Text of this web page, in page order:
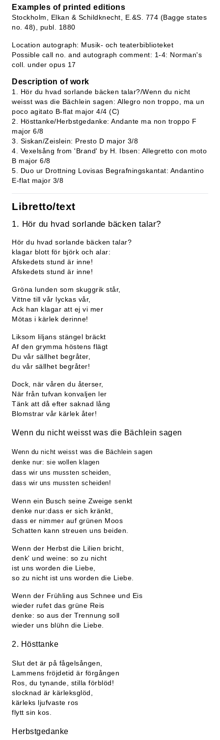
Examples of printed editions
Stockholm, Elkan & Schildknecht, E.&S. 774 (Bagge states
no. 48), publ. 1880
Location autograph: Musik- och teaterbiblioteket
Possible call no. and autograph comment: 1-4: Norman's
coll. under opus 17
Description of work
1. Hör du hvad sorlande bäcken talar?/Wenn du nicht
weisst was die Bächlein sagen: Allegro non troppo, ma un
poco agitato B-flat major 4/4 (C)
2. Hösttanke/Herbstgedanke: Andante ma non troppo F
major 6/8
3. Siskan/Zeislein: Presto D major 3/8
4. Vexelsång from 'Brand' by H. Ibsen: Allegretto con moto
B major 6/8
5. Duo ur Drottning Lovisas Begrafningskantat: Andantino
E-flat major 3/8
Libretto/text
1. Hör du hvad sorlande bäcken talar?
Hör du hvad sorlande bäcken talar?
klagar blott för björk och alar:
Afskedets stund är inne!
Afskedets stund är inne!
Gröna lunden som skuggrik står,
Vittne till vår lyckas vår,
Ack han klagar att ej vi mer
Mötas i kärlek derinne!
Liksom liljans stängel bräckt
Af den grymma höstens flägt
Du vår sällhet begråter,
du vår sällhet begråter!
Dock, när våren du återser,
När från tufvan konvaljen ler
Tänk att då efter saknad lång
Blomstrar vår kärlek åter!
Wenn du nicht weisst was die Bächlein sagen
Wenn du nicht weisst was die Bächlein sagen
denke nur: sie wollen klagen
dass wir uns mussten scheiden,
dass wir uns mussten scheiden!
Wenn ein Busch seine Zweige senkt
denke nur:dass er sich kränkt,
dass er nimmer auf grünen Moos
Schatten kann streuen uns beiden.
Wenn der Herbst die Lilien bricht,
denk' und weine: so zu nicht
ist uns worden die Liebe,
so zu nicht ist uns worden die Liebe.
Wenn der Frühling aus Schnee und Eis
wieder rufet das grüne Reis
denke: so aus der Trennung soll
wieder uns blühn die Liebe.
2. Hösttanke
Slut det är på fågelsången,
Lammens fröjdetid är förgången
Ros, du tynande, stilla förblöd!
slocknad är kärleksglöd,
kärleks ljufvaste ros
flytt sin kos.
Herbstgedanke